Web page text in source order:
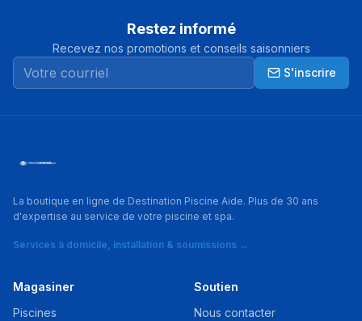
Restez informé
Recevez nos promotions et conseils saisonniers
S'inscrire
La boutique en ligne de Destination Piscine Aide. Plus de 30 ans
d'expertise au service de votre piscine et spa.
Services à domicile, installation & soumissions →
Magasiner
Piscines
Soutien
Nous contacter